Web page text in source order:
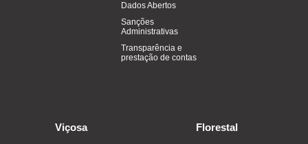
Dados Abertos
Sanções
Administrativas
Transparência e
prestação de contas
Viçosa Florestal